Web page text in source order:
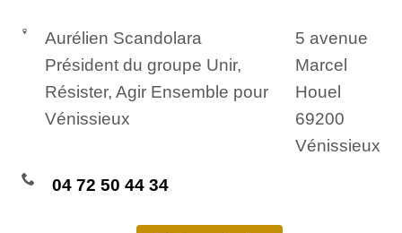
Aurélien Scandolara
Président du groupe Unir,
Résister, Agir Ensemble pour
Vénissieux
5 avenue
Marcel
Houel
69200
Vénissieux
04 72 50 44 34